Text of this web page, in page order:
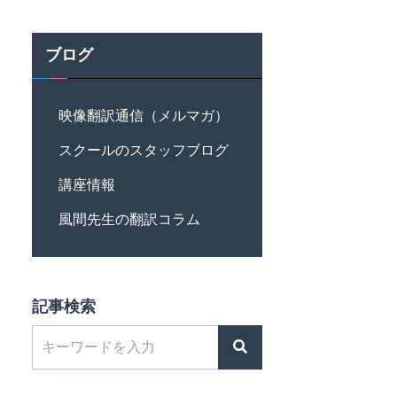
ブログ
映像翻訳通信（メルマガ）
スクールのスタッフブログ
講座情報
風間先生の翻訳コラム
記事検索